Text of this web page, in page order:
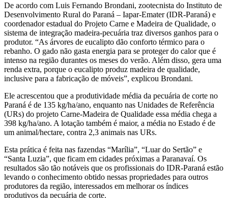
De acordo com Luis Fernando Brondani, zootecnista do Instituto de
Desenvolvimento Rural do Paraná – Iapar-Emater (IDR-Paraná) e
coordenador estadual do Projeto Carne e Madeira de Qualidade, o
sistema de integração madeira-pecuária traz diversos ganhos para o
produtor. “As árvores de eucalipto dão conforto térmico para o
rebanho. O gado não gasta energia para se proteger do calor que é
intenso na região durantes os meses do verão. Além disso, gera uma
renda extra, porque o eucalipto produz madeira de qualidade,
inclusive para a fabricação de móveis”, explicou Brondani.
Ele acrescentou que a produtividade média da pecuária de corte no
Paraná é de 135 kg/ha/ano, enquanto nas Unidades de Referência
(URs) do projeto Carne-Madeira de Qualidade essa média chega a
398 kg/ha/ano. A lotação também é maior, a média no Estado é de
um animal/hectare, contra 2,3 animais nas URs.
Esta prática é feita nas fazendas “Marília”, “Luar do Sertão” e
“Santa Luzia”, que ficam em cidades próximas a Paranavaí. Os
resultados são tão notáveis que os profissionais do IDR-Paraná estão
levando o conhecimento obtido nessas propriedades para outros
produtores da região, interessados em melhorar os índices
produtivos da pecuária de corte.